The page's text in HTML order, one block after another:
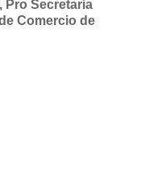
Pro Secretaria
Comercio de